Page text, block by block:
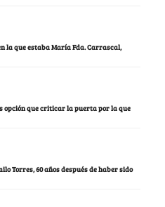
la que estaba María Fda. Carrascal,
opción que criticar la puerta por la que
Torres, 60 años después de haber sido